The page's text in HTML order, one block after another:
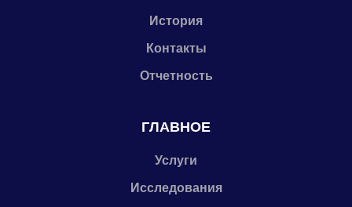
История
Контакты
Отчетность
ГЛАВНОЕ
Услуги
Исследования